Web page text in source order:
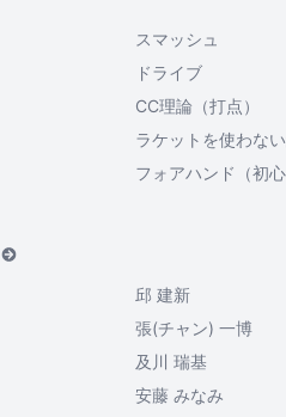
スマッシュ
ドライブ
CC理論（打点）
ラケットを使わな
フォアハンド（初心
邱 建新
張(チャン) 一博
及川 瑞基
安藤 みなみ